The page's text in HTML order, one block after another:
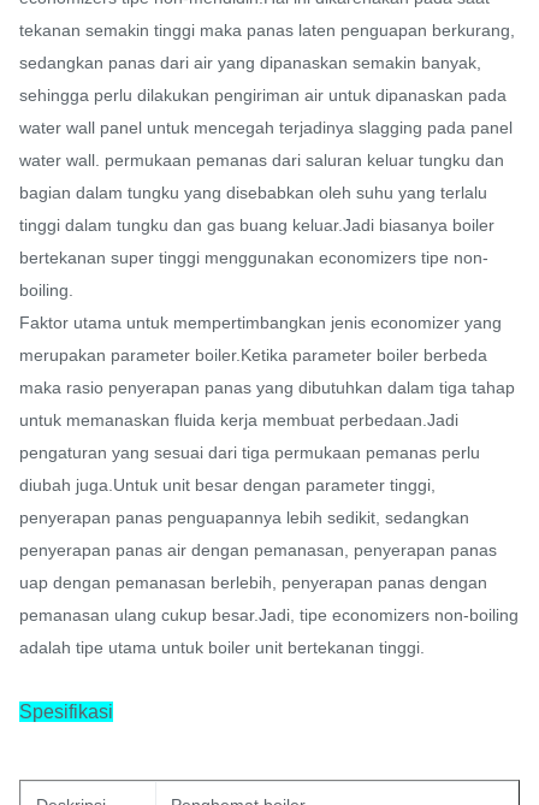
tekanan semakin tinggi maka panas laten penguapan berkurang,
sedangkan panas dari air yang dipanaskan semakin banyak,
sehingga perlu dilakukan pengiriman air untuk dipanaskan pada
water wall panel untuk mencegah terjadinya slagging pada panel
water wall. permukaan pemanas dari saluran keluar tungku dan
bagian dalam tungku yang disebabkan oleh suhu yang terlalu
tinggi dalam tungku dan gas buang keluar.Jadi biasanya boiler
bertekanan super tinggi menggunakan economizers tipe non-
boiling.
Faktor utama untuk mempertimbangkan jenis economizer yang
merupakan parameter boiler.Ketika parameter boiler berbeda
maka rasio penyerapan panas yang dibutuhkan dalam tiga tahap
untuk memanaskan fluida kerja membuat perbedaan.Jadi
pengaturan yang sesuai dari tiga permukaan pemanas perlu
diubah juga.Untuk unit besar dengan parameter tinggi,
penyerapan panas penguapannya lebih sedikit, sedangkan
penyerapan panas air dengan pemanasan, penyerapan panas
uap dengan pemanasan berlebih, penyerapan panas dengan
pemanasan ulang cukup besar.Jadi, tipe economizers non-boiling
adalah tipe utama untuk boiler unit bertekanan tinggi.
Spesifikasi